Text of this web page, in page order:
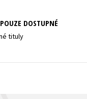
Všechny tituly
POUZE DOSTUPNÉ
tituly